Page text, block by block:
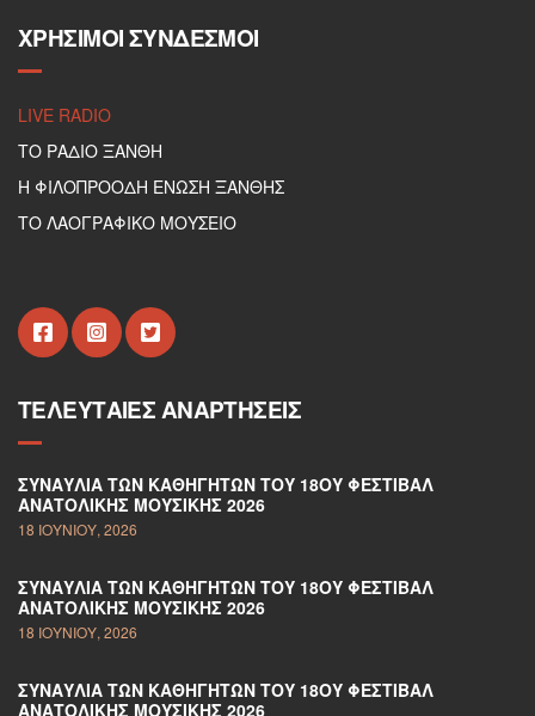
ΧΡΉΣΙΜΟΙ ΣΎΝΔΕΣΜΟΙ
LIVE RADIO
ΤΟ ΡΑΔΙΟ ΞΑΝΘΗ
Η ΦΙΛΟΠΡΟΟΔΗ ΕΝΩΣΗ ΞΑΝΘΗΣ
ΤΟ ΛΑΟΓΡΑΦΙΚΟ ΜΟΥΣΕΙΟ
ΤΕΛΕΥΤΑΊΕΣ ΑΝΑΡΤΉΣΕΙΣ
ΣΥΝΑΥΛΊΑ ΤΩΝ ΚΑΘΗΓΗΤΏΝ ΤΟΥ 18ΟΥ ΦΕΣΤΙΒΆΛ
ΑΝΑΤΟΛΙΚΉΣ ΜΟΥΣΙΚΉΣ 2026
18 ΙΟΥΝΊΟΥ, 2026
ΣΥΝΑΥΛΊΑ ΤΩΝ ΚΑΘΗΓΗΤΏΝ ΤΟΥ 18ΟΥ ΦΕΣΤΙΒΆΛ
ΑΝΑΤΟΛΙΚΉΣ ΜΟΥΣΙΚΉΣ 2026
18 ΙΟΥΝΊΟΥ, 2026
ΣΥΝΑΥΛΊΑ ΤΩΝ ΚΑΘΗΓΗΤΏΝ ΤΟΥ 18ΟΥ ΦΕΣΤΙΒΆΛ
ΑΝΑΤΟΛΙΚΉΣ ΜΟΥΣΙΚΉΣ 2026